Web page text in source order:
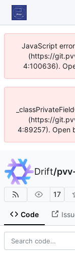
JavaScript
(https://
4:100636).
(https://
4:89257). Open
Drift/
17
Code